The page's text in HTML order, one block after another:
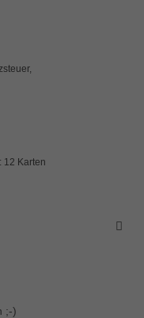
12 Karten
;-)